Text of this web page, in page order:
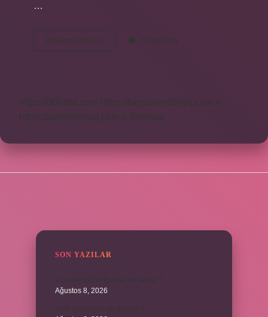
…
Devamını okuyun
Makasi
Yorum Bırak
https://obirsite.com
https://beysanmobilya.com.tr
https://bastdebriyaj.com.tr Sitemap
SON YAZILAR
Ağustos 8, 2026